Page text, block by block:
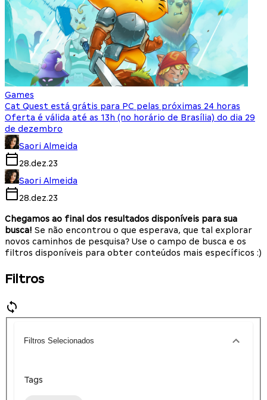
Games
Cat Quest está grátis para PC pelas próximas 24 horas
Oferta é válida até as 13h (no horário de Brasília) do dia 29
de dezembro
Saori Almeida
28.dez.23
Saori Almeida
28.dez.23
Chegamos ao final dos resultados disponíveis para sua
busca! Se não encontrou o que esperava, que tal explorar
novos caminhos de pesquisa? Use o campo de busca e os
filtros disponíveis para obter conteúdos mais específicos :)
Filtros
Filtros Selecionados
Tags